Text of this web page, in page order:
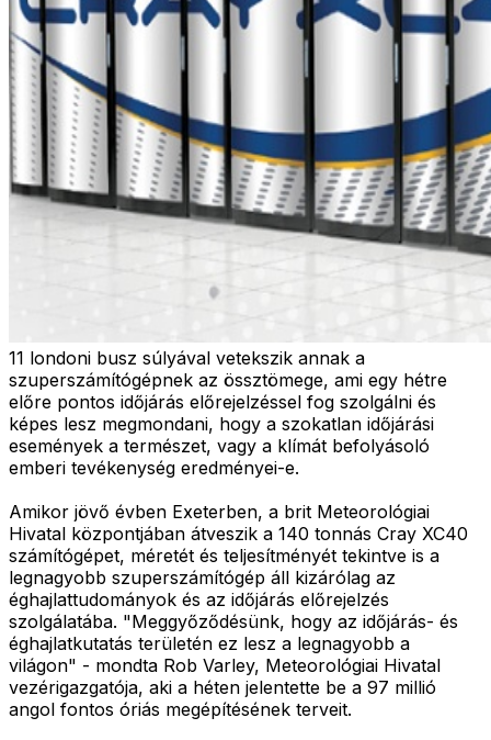
11 londoni busz súlyával vetekszik annak a
szuperszámítógépnek az össztömege, ami egy hétre
előre pontos időjárás előrejelzéssel fog szolgálni és
képes lesz megmondani, hogy a szokatlan időjárási
események a természet, vagy a klímát befolyásoló
emberi tevékenység eredményei-e.
Amikor jövő évben Exeterben, a brit Meteorológiai
Hivatal központjában átveszik a 140 tonnás Cray XC40
számítógépet, méretét és teljesítményét tekintve is a
legnagyobb szuperszámítógép áll kizárólag az
éghajlattudományok és az időjárás előrejelzés
szolgálatába. "Meggyőződésünk, hogy az időjárás- és
éghajlatkutatás területén ez lesz a legnagyobb a
világon" - mondta Rob Varley, Meteorológiai Hivatal
vezérigazgatója, aki a héten jelentette be a 97 millió
angol fontos óriás megépítésének terveit.